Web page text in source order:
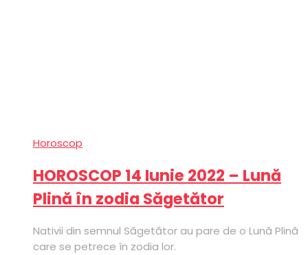
Horoscop
HOROSCOP 14 Iunie 2022 – Lună
Plină în zodia Săgetător
Nativii din semnul Săgetător au pare de o Lună Plină
care se petrece în zodia lor.